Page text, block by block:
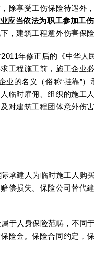
除享受工伤保险待遇外
应当依法为职工参加工
，建筑工程意外伤害保
年修正后的《中华
工程施工前，施工企业
业的名义（俗称“挂靠
临时雇佣、组织的施工
对建筑工程团体意外伤
承建人为临时施工人购
偿损失。保险公司替代
于人身保险范畴，不同
险金。保险合同约定，